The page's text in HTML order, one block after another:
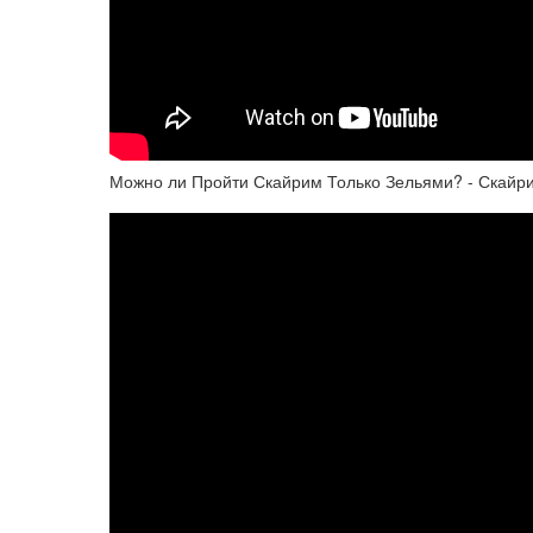
Можно ли Пройти Скайрим Только Зельями? -